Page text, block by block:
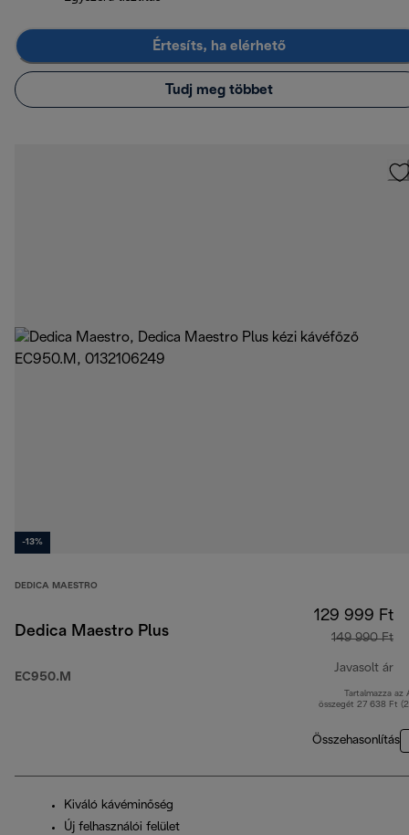
Értesíts, ha elérhető
Tudj meg többet
-13%
DEDICA MAESTRO
Dedica Maestro Plus
EC950.M
129 999 Ft
149 990 Ft
Javasolt ár
Tartalmazza az
összegét 27 638 Ft
Összehasonlítás
Kiváló kávéminőség
Új felhasználói felület